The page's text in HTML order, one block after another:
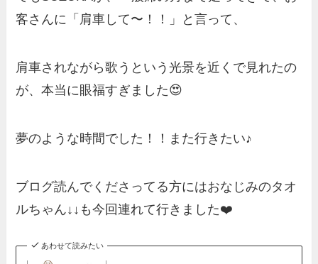
客さんに「肩車して〜！！」と言って、
肩車されながら歌うという光景を近くで見れたの
が、本当に眼福すぎました😍
夢のような時間でした！！また行きたい♪
ブログ読んでくださってる方にはおなじみのタオ
ルちゃん↓↓も今回連れて行きました❤️
あわせて読みたい